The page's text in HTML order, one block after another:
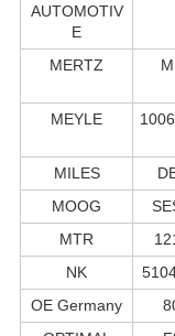
AUTOMOTIV
E
MERTZ
MEYLE
MILES
MOOG
MTR
NK
OE Germany